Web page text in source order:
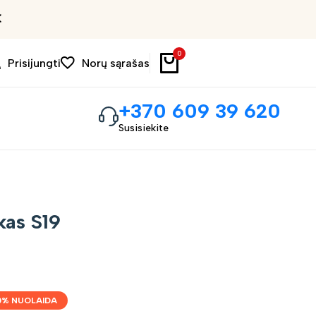
Prisijungti Norų sąrašas
0
+370 609 39 620
Susisiekite
S19
% NUOLAIDA